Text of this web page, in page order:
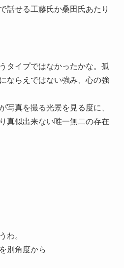
話せる工藤氏か桑田氏あたり
タイプではなかったかな。孤
ならえではない強み、心の強
写真を撮る光景を見る度に、
真似出来ない唯一無二の存在
わ。
別角度から